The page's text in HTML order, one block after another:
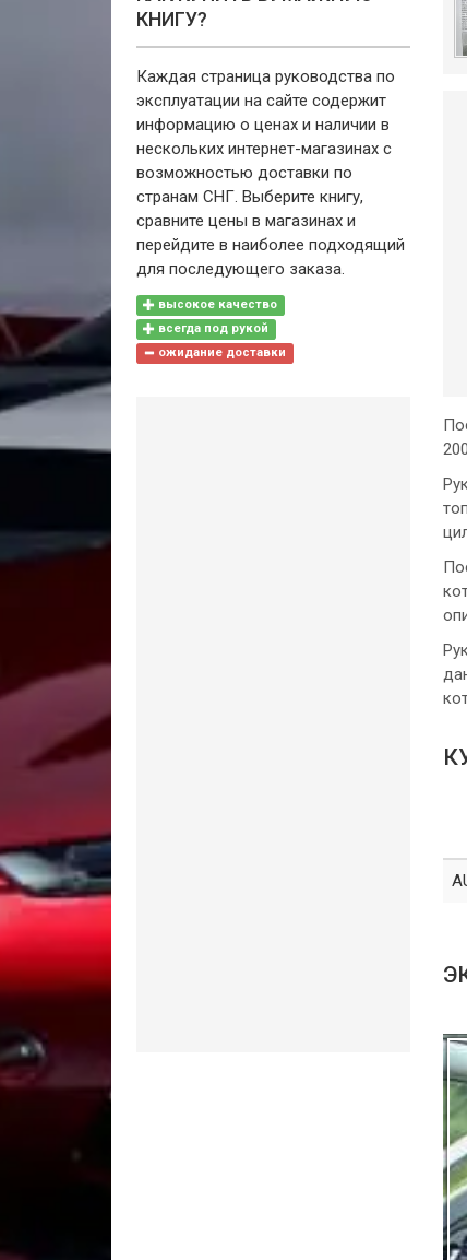
КНИГУ?
Каждая страница руководства по
эксплуатации на сайте содержит
информацию о ценах и наличии в
нескольких интернет-магазинах с
возможностью доставки по
странам СНГ. Выберите книгу,
сравните цены в магазинах и
перейдите в наиболее подходящий
для последующего заказа.
высокое качество
всегда под рукой
ожидание доставки